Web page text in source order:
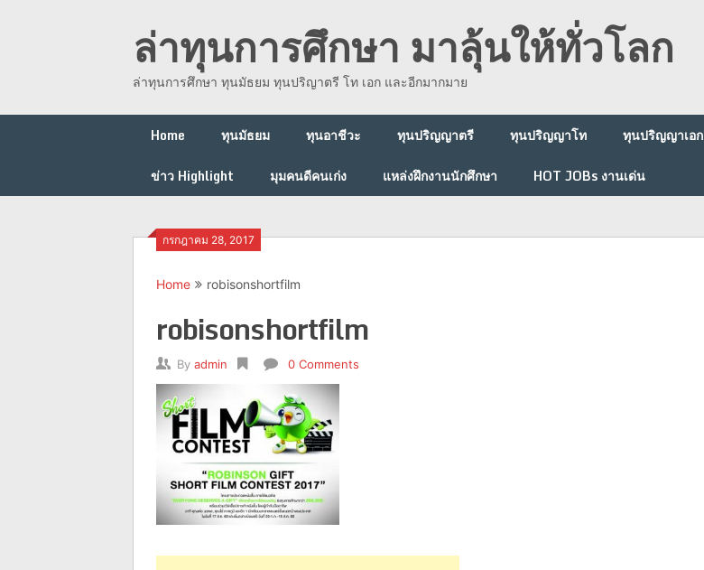
ล่าทุนการศึกษา มาลุ้นให้ทั่วโลก
ล่าทุนการศึกษา ทุนมัธยม ทุนปริญาตรี โท เอก และอีกมากมาย
Home ทุนมัธยม ทุนอาชีวะ ทุนปริญญาตรี ทุนปริญญาโท ทุนปริญญาเอก
ข่าว Highlight
มุมคนดีคนเก่ง แหล่งฝึกงานนักศึกษา HOT JOBs งานเด่น
กรกฎาคม 28, 2017
Home robisonshortfilm
robisonshortfilm
By admin 0 Comments